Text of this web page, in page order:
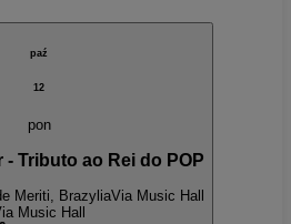
paź
12
pon
- Tributo ao Rei do POP
Meriti, BrazyliaVia Music Hall
Music Hall